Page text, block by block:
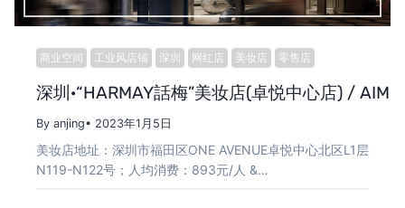
商业空间 工业风店铺 深圳 网红店 美妆店 零售店
深圳·“HARMAY話梅”美妆店(卓悦中心店) / AIM
By anjing• 2023年1月5日
美妆店地址：深圳市福田区ONE AVENUE卓悦中心北区L1层
N119-N122号；人均消费：893元/人 &…